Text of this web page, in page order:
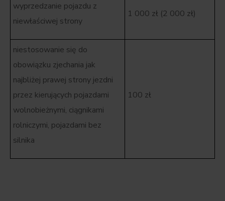
wyprzedzanie pojazdu z
niewłaściwej strony
1 000 zł (2 000 zł)
niestosowanie się do
obowiązku zjechania jak
najbliżej prawej strony jezdni
przez kierujących pojazdami
wolnobieżnymi, ciągnikami
rolniczymi, pojazdami bez
silnika
100 zł